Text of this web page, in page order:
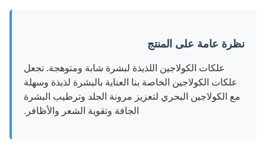
نظرة عامة على المنتج
علكات الكولاجين اللذيذة لبشرة شابة ومتوهجة. تجعل
علكات الكولاجين الخاصة بنا العناية بالبشرة لذيذة وسهلة
مع الكولاجين البحري لتعزيز مرونة الجلد وترطيب البشرة
الجافة وتقوية الشعر والأظافر.